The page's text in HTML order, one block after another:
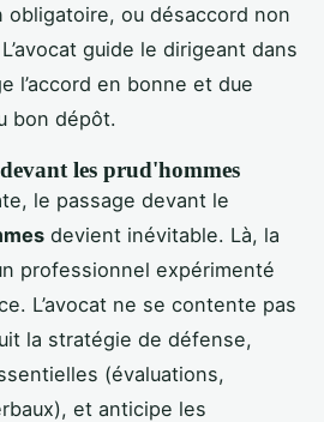
obligatoire, ou désaccord non
guide le dirigeant dans
l’accord en bonne et due
bon dépôt.
les prud'hommes
le passage devant le
devient inévitable. Là, la
professionnel expérimenté
L’avocat ne se contente pas
la stratégie de défense,
(évaluations,
et anticipe les